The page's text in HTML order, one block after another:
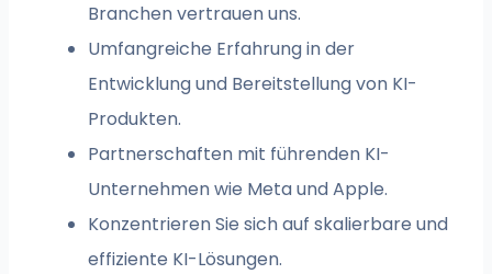
Branchen vertrauen uns.
Umfangreiche Erfahrung in der
Entwicklung und Bereitstellung von KI-
Produkten.
Partnerschaften mit führenden KI-
Unternehmen wie Meta und Apple.
Konzentrieren Sie sich auf skalierbare und
effiziente KI-Lösungen.